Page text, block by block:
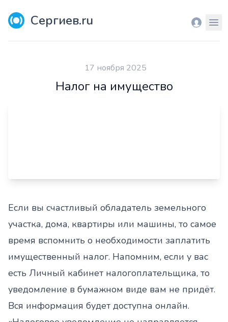
Сергиев.ru Вход
17 ноября 2025
Налог на имущество
Если вы счастливый обладатель земельного
участка, дома, квартиры или машины, то самое
время вспомнить о необходимости заплатить
имущественный налог. Напомним, если у вас
есть Личный кабинет налогоплательщика, то
уведомление в бумажном виде вам не придёт.
Вся информация будет доступна онлайн.